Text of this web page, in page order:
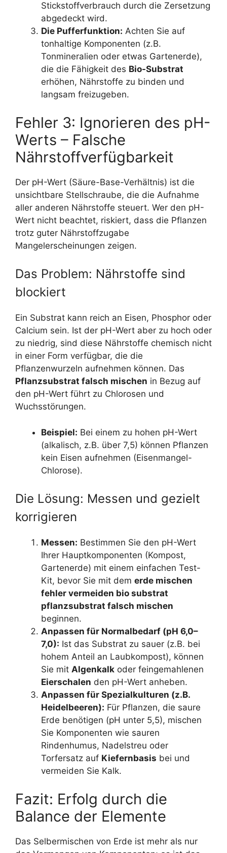
Stickstoffverbrauch durch die Zersetzung
abgedeckt wird.
Die Pufferfunktion: Achten Sie auf
tonhaltige Komponenten (z.B.
Tonmineralien oder etwas Gartenerde),
die die Fähigkeit des Bio-Substrat
erhöhen, Nährstoffe zu binden und
langsam freizugeben.
Fehler 3: Ignorieren des pH-
Werts – Falsche
Nährstoffverfügbarkeit
Der pH-Wert (Säure-Base-Verhältnis) ist die
unsichtbare Stellschraube, die die Aufnahme
aller anderen Nährstoffe steuert. Wer den pH-
Wert nicht beachtet, riskiert, dass die Pflanzen
trotz guter Nährstoffzugabe
Mangelerscheinungen zeigen.
Das Problem: Nährstoffe sind
blockiert
Ein Substrat kann reich an Eisen, Phosphor oder
Calcium sein. Ist der pH-Wert aber zu hoch oder
zu niedrig, sind diese Nährstoffe chemisch nicht
in einer Form verfügbar, die die
Pflanzenwurzeln aufnehmen können. Das
Pflanzsubstrat falsch mischen in Bezug auf
den pH-Wert führt zu Chlorosen und
Wuchsstörungen.
Beispiel: Bei einem zu hohen pH-Wert
(alkalisch, z.B. über 7,5) können Pflanzen
kein Eisen aufnehmen (Eisenmangel-
Chlorose).
Die Lösung: Messen und gezielt
korrigieren
Messen: Bestimmen Sie den pH-Wert
Ihrer Hauptkomponenten (Kompost,
Gartenerde) mit einem einfachen Test-
Kit, bevor Sie mit dem erde mischen
fehler vermeiden bio substrat
pflanzsubstrat falsch mischen
beginnen.
Anpassen für Normalbedarf (pH 6,0–
7,0): Ist das Substrat zu sauer (z.B. bei
hohem Anteil an Laubkompost), können
Sie mit Algenkalk oder feingemahlenen
Eierschalen den pH-Wert anheben.
Anpassen für Spezialkulturen (z.B.
Heidelbeeren): Für Pflanzen, die saure
Erde benötigen (pH unter 5,5), mischen
Sie Komponenten wie sauren
Rindenhumus, Nadelstreu oder
Torfersatz auf Kiefernbasis bei und
vermeiden Sie Kalk.
Fazit: Erfolg durch die
Balance der Elemente
Das Selbermischen von Erde ist mehr als nur